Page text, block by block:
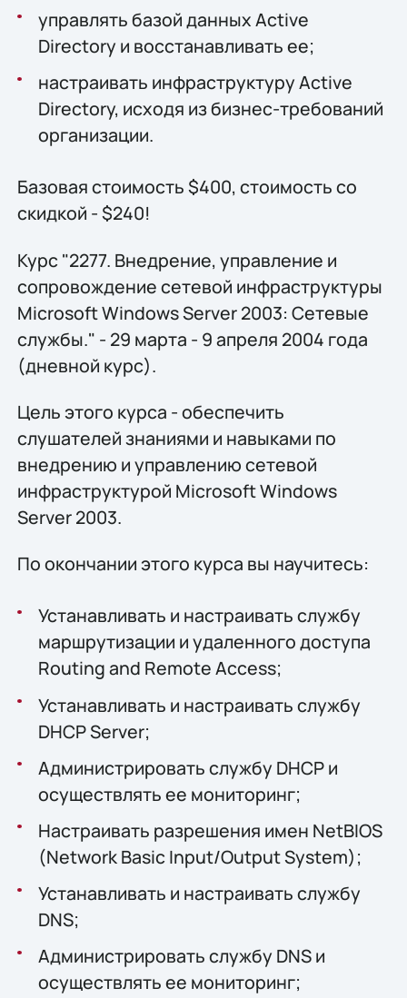
управлять базой данных Active
Directory и восстанавливать ее;
настраивать инфраструктуру Active
Directory, исходя из бизнес-требований
организации.
Базовая стоимость $400, стоимость со
скидкой - $240!
Курс "2277. Внедрение, управление и
сопровождение сетевой инфраструктуры
Microsoft Windows Server 2003: Сетевые
службы." - 29 марта - 9 апреля 2004 года
(дневной курс).
Цель этого курса - обеспечить
слушателей знаниями и навыками по
внедрению и управлению сетевой
инфраструктурой Microsoft Windows
Server 2003.
По окончании этого курса вы научитесь:
Устанавливать и настраивать службу
маршрутизации и удаленного доступа
Routing and Remote Access;
Устанавливать и настраивать службу
DHCP Server;
Администрировать службу DHCP и
осуществлять ее мониторинг;
Настраивать разрешения имен NetBIOS
(Network Basic Input/Output System);
Устанавливать и настраивать службу
DNS;
Администрировать службу DNS и
осуществлять ее мониторинг;